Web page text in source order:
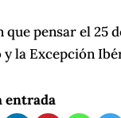
que pensar el 25
y la Excepción
entrada